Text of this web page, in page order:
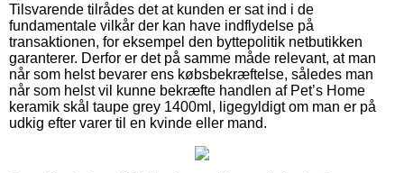
Tilsvarende tilrådes det at kunden er sat ind i de
fundamentale vilkår der kan have indflydelse på
transaktionen, for eksempel den byttepolitik netbutikken
garanterer. Derfor er det på samme måde relevant, at man
når som helst bevarer ens købsbekræftelse, således man
når som helst vil kunne bekræfte handlen af Pet’s Home
keramik skål taupe grey 1400ml, ligegyldigt om man er på
udkig efter varer til en kvinde eller mand.